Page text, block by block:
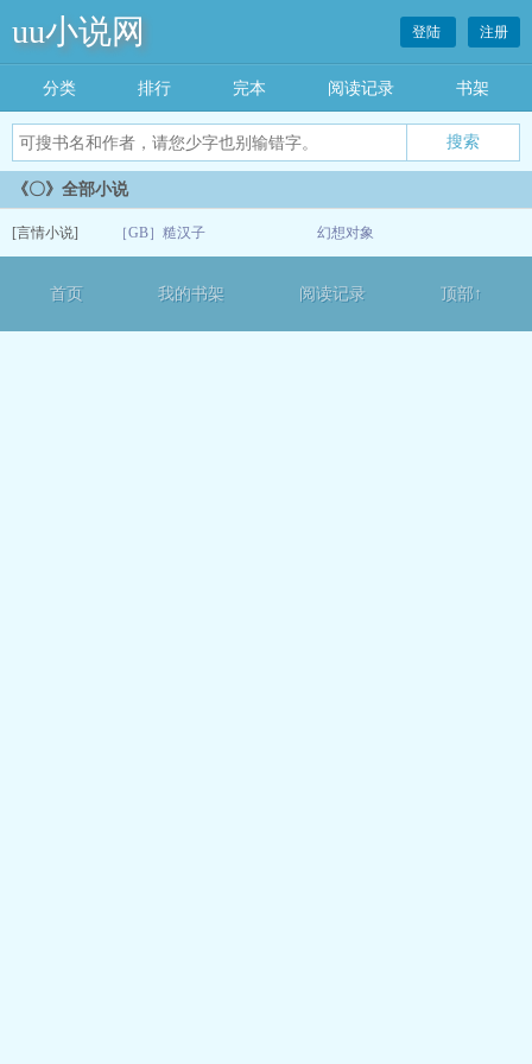
uu小说网 登陆 注册
分类 排行 完本 阅读记录 书架
《〇》全部小说
[言情小说] ［GB］糙汉子 幻想对象
首页 我的书架 阅读记录 顶部↑